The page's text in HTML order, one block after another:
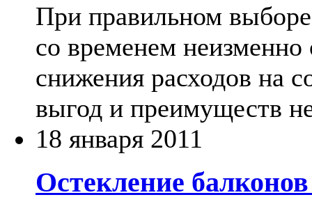
При правильном
со временем неизменно
снижения расходов на
выгод и преимуществ
18 января 2011
Остекление